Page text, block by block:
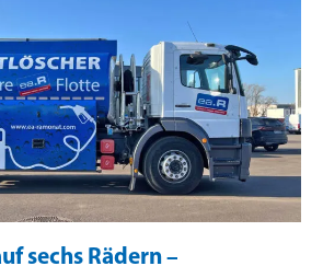
sechs Rädern –